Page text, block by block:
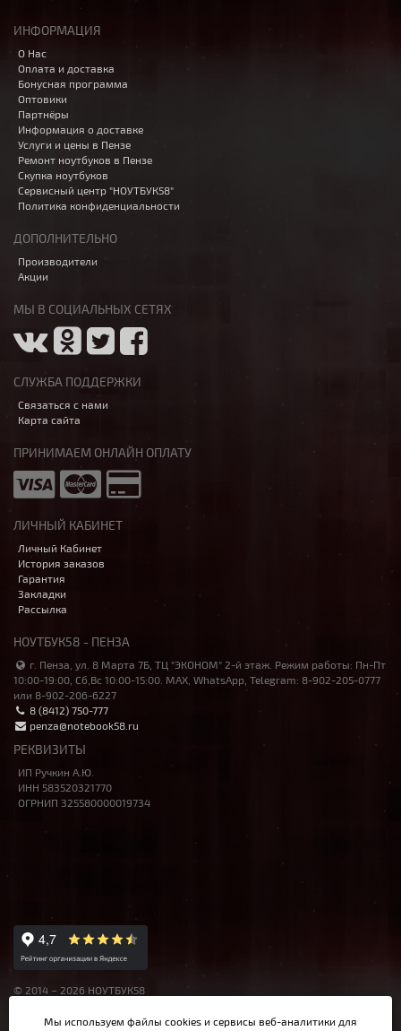
ИНФОРМАЦИЯ
О Нас
Оплата и доставка
Бонусная программа
Оптовики
Партнёры
Информация о доставке
Услуги и цены в Пензе
Ремонт ноутбуков в Пензе
Скупка ноутбуков
Сервисный центр "НОУТБУК58"
Политика конфиденциальности
ДОПОЛНИТЕЛЬНО
Производители
Акции
МЫ В СОЦИАЛЬНЫХ СЕТЯХ
СЛУЖБА ПОДДЕРЖКИ
Связаться с нами
Карта сайта
ПРИНИМАЕМ ОНЛАЙН ОПЛАТУ
ЛИЧНЫЙ КАБИНЕТ
Личный Кабинет
История заказов
Гарантия
Закладки
Рассылка
НОУТБУК58 - ПЕНЗА
г. Пенза, ул. 8 Марта 7Б, ТЦ "ЭКОНОМ" 2-й этаж. Режим работы: Пн-Пт
10:00-19:00, Сб,Вс 10:00-15:00. MAX, WhatsApp, Telegram: 8-902-205-0777
или 8-902-206-6227
8 (8412) 750-777
penza@notebook58.ru
РЕКВИЗИТЫ
ИП Ручкин А.Ю.
ИНН 583520321770
ОГРНИП 325580000019734
© 2014 – 2026 НОУТБУК58
Мы используем файлы cookies и сервисы веб-аналитики для